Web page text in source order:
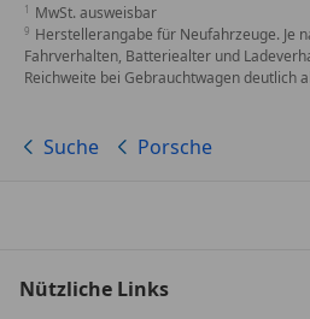
MwSt. ausweisbar
Herstellerangabe für Neufahrzeuge. Je
Fahrverhalten, Batteriealter und
Reichweite bei Gebrauchtwagen deutlich
Suche Porsche
Nützliche Links